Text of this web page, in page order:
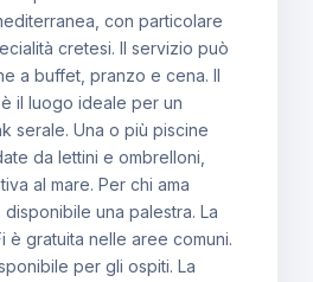
con particolare
cretesi. Il servizio può
a buffet, pranzo e cena. Il
il luogo ideale per un
serale. Una o più piscine
da lettini e ombrelloni,
al mare. Per chi ama
una palestra. La
è gratuita nelle aree comuni.
per gli ospiti. La